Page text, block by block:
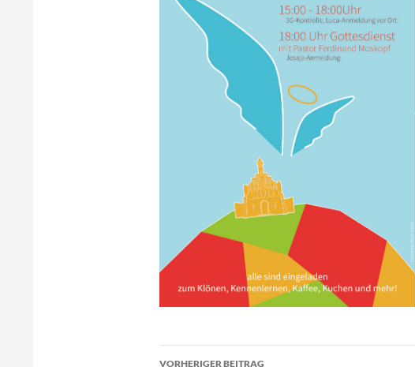
Beitragsnavigation
VORHERIGER BEITRAG